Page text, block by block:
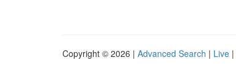
Copyright © 2026 | Advanced Search | Live |